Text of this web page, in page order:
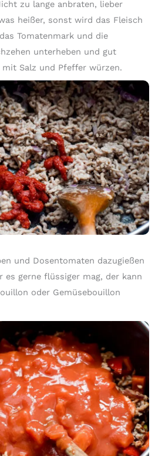
zu lange anbraten, lieber
heißer, sonst wird das Fleisch
Tomatenmark und die
unterheben und gut
Salz und Pfeffer würzen.
und Dosentomaten dazugießen
es gerne flüssiger mag, der kann
oder Gemüsebouillon